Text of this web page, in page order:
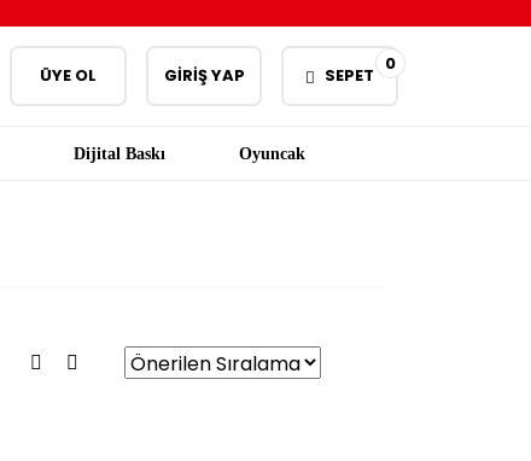
ÜYE OL GİRİŞ YAP SEPET
0
Dijital Baskı Oyuncak